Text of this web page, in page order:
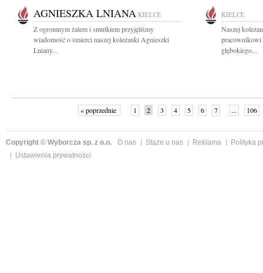
AGNIESZKA LNIANA KIELCE
Z ogromnym żalem i smutkiem przyjęliśmy
wiadomość o śmierci naszej koleżanki Agnieszki
Lniany...
KIELCE
Naszej
pracownikowi
głębokiego...
« poprzednie 1 2 3 4 5 6 7 ... 106
Copyright © Wyborcza sp. z o.o. O nas Staże u nas Reklama
Polityka
Ustawienia prywatności